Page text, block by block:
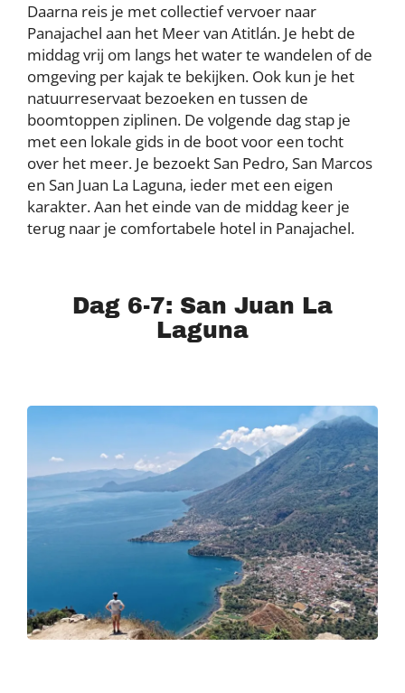
Daarna reis je met collectief vervoer naar
Panajachel aan het Meer van Atitlán. Je hebt de
middag vrij om langs het water te wandelen of de
omgeving per kajak te bekijken. Ook kun je het
natuurreservaat bezoeken en tussen de
boomtoppen ziplinen. De volgende dag stap je
met een lokale gids in de boot voor een tocht
over het meer. Je bezoekt San Pedro, San Marcos
en San Juan La Laguna, ieder met een eigen
karakter. Aan het einde van de middag keer je
terug naar je comfortabele hotel in Panajachel.
Dag 6-7: San Juan La
Laguna